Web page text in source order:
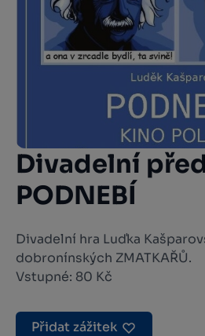
Divadelní
PODNEBÍ
Divadelní hra Luďka
dobronínských ZMATKAŘŮ.
Vstupné: 80 Kč
Přidat zážitek